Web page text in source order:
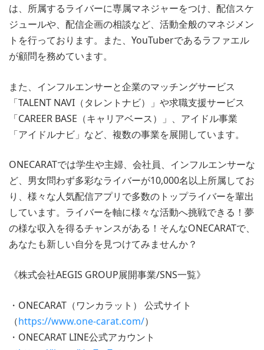
は、所属するライバーに専属マネジャーをつけ、配信スケ
ジュールや、配信企画の相談など、活動全般のマネジメン
トを行っております。また、YouTuberであるラファエル
が顧問を務めています。
また、インフルエンサーと企業のマッチングサービス
「TALENT NAVI（タレントナビ）」や求職支援サービス
「CAREER BASE（キャリアベース）」、アイドル事業
「アイドルナビ」など、複数の事業を展開しています。
ONECARATでは学生や主婦、会社員、インフルエンサーな
ど、男女問わず多彩なライバーが10,000名以上所属してお
り、様々な人気配信アプリで多数のトップライバーを輩出
しています。ライバーを軸に様々な活動へ挑戦できる！夢
の様な収入を得るチャンスがある！そんなONECARATで、
あなたも新しい自分を見つけてみませんか？
《株式会社AEGIS GROUP展開事業/SNS一覧》
・ONECARAT（ワンカラット） 公式サイト
（https://www.one-carat.com/）
・ONECARAT LINE公式アカウント